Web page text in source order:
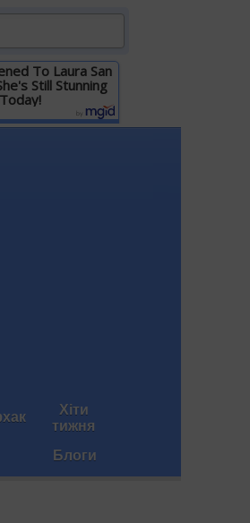
To Laura San
Still Stunning
Today!
Хіти
тижня
Блоги